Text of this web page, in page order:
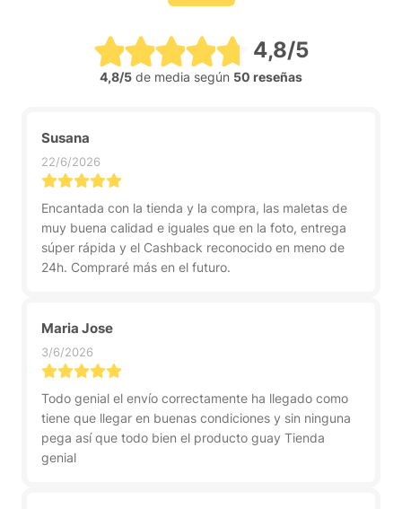
4,8/5
4,8/5 de media según 50 reseñas
Susana
22/6/2026
Encantada con la tienda y la compra, las maletas de
muy buena calidad e iguales que en la foto, entrega
súper rápida y el Cashback reconocido en meno de
24h. Compraré más en el futuro.
Maria Jose
3/6/2026
Todo genial el envío correctamente ha llegado como
tiene que llegar en buenas condiciones y sin ninguna
pega así que todo bien el producto guay Tienda
genial